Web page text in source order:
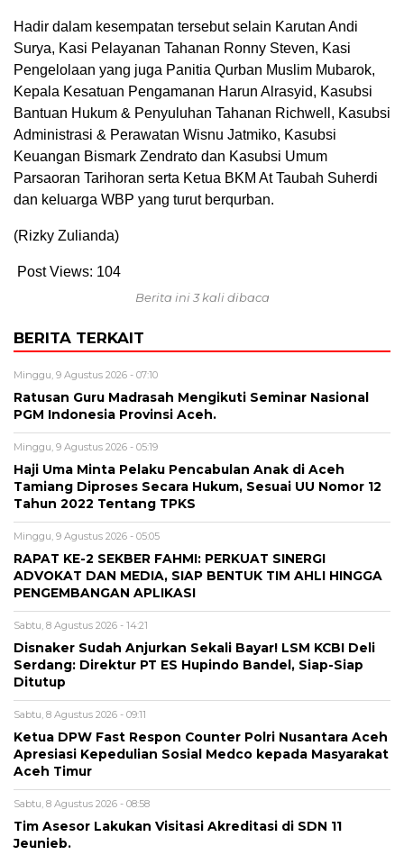
Hadir dalam kesempatan tersebut selain Karutan Andi
Surya, Kasi Pelayanan Tahanan Ronny Steven, Kasi
Pengelolaan yang juga Panitia Qurban Muslim Mubarok,
Kepala Kesatuan Pengamanan Harun Alrasyid, Kasubsi
Bantuan Hukum & Penyuluhan Tahanan Richwell, Kasubsi
Administrasi & Perawatan Wisnu Jatmiko, Kasubsi
Keuangan Bismark Zendrato dan Kasubsi Umum
Parsaoran Tarihoran serta Ketua BKM At Taubah Suherdi
dan keluarga WBP yang turut berqurban.
(Rizky Zulianda)
Post Views: 104
Berita ini 3 kali dibaca
BERITA TERKAIT
Minggu, 9 Agustus 2026 - 07:10
Ratusan Guru Madrasah Mengikuti Seminar Nasional
PGM Indonesia Provinsi Aceh.
Minggu, 9 Agustus 2026 - 05:19
Haji Uma Minta Pelaku Pencabulan Anak di Aceh
Tamiang Diproses Secara Hukum, Sesuai UU Nomor 12
Tahun 2022 Tentang TPKS
Minggu, 9 Agustus 2026 - 05:05
RAPAT KE-2 SEKBER FAHMI: PERKUAT SINERGI
ADVOKAT DAN MEDIA, SIAP BENTUK TIM AHLI HINGGA
PENGEMBANGAN APLIKASI
Sabtu, 8 Agustus 2026 - 14:21
Disnaker Sudah Anjurkan Sekali Bayar! LSM KCBI Deli
Serdang: Direktur PT ES Hupindo Bandel, Siap-Siap
Ditutup
Sabtu, 8 Agustus 2026 - 09:11
Ketua DPW Fast Respon Counter Polri Nusantara Aceh
Apresiasi Kepedulian Sosial Medco kepada Masyarakat
Aceh Timur
Sabtu, 8 Agustus 2026 - 08:58
Tim Asesor Lakukan Visitasi Akreditasi di SDN 11
Jeunieb.